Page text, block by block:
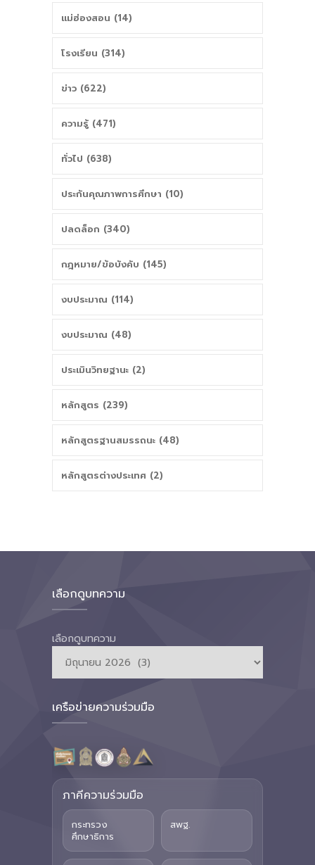
แม่ฮ่องสอน (14)
โรงเรียน (314)
ข่าว (622)
ความรู้ (471)
ทั่วไป (638)
ประกันคุณภาพการศึกษา (10)
ปลดล็อก (340)
กฎหมาย/ข้อบังคับ (145)
งบประมาณ (114)
งบประมาณ (48)
ประเมินวิทยฐานะ (2)
หลักสูตร (239)
หลักสูตรฐานสมรรถนะ (48)
หลักสูตรต่างประเทศ (2)
เลือกดูบทความ
เลือกดูบทความ
เครือข่ายความร่วมมือ
ภาคีความร่วมมือ
กระทรวง
ศึกษาธิการ
สพฐ.